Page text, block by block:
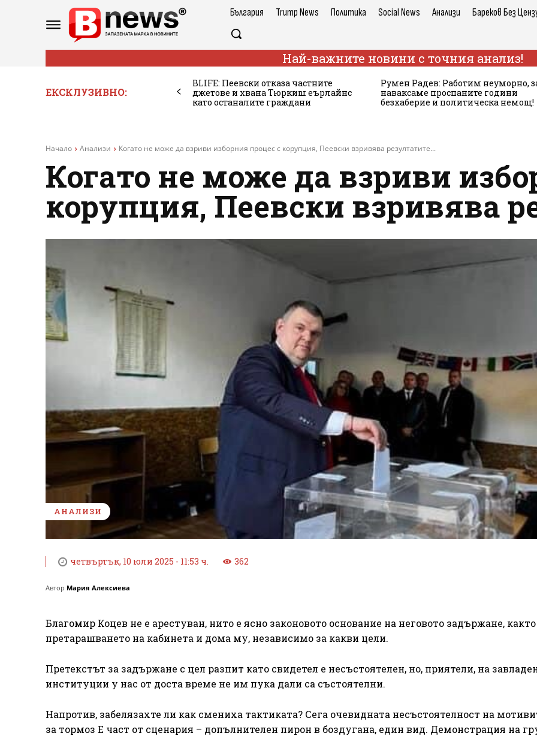
България Trump News Политика Social News Анализи Бареков Без
Най-важните новини с точния анализ!
ЕКСКЛУЗИВНО:
BLIFE: Пеевски отказа частните
джетове и хвана Тюркиш еърлайнс
като останалите граждани
Румен Радев: Работим неуморно,
наваксаме проспаните години
безхаберие и политическа немощ!
Начало Анализи Когато не може да взриви изборния процес с корупция, Пеевски взривява резултатите...
Когато не може да взриви
корупция, Пеевски взривява
АНАЛИЗИ
четвъртък, 10 юли 2025 - 11:53 ч. 362
Автор Мария Алексиева
Благомир Коцев не е арестуван, нито е ясно законовото основание на неговото задържане,
претарашването на кабинета и дома му, независимо за какви цели.
Претекстът за задържане с цел разпит като свидетел е несъстоятелен, но, приятели, на
институции у нас от доста време не им пука дали са състоятелни.
Напротив, забелязахте ли как смениха тактиката? Сега очевидната несъстоятелност на
за тормоз Е част от сценария – допълнителен пирон в боздугана, един вид. Демонстрация на